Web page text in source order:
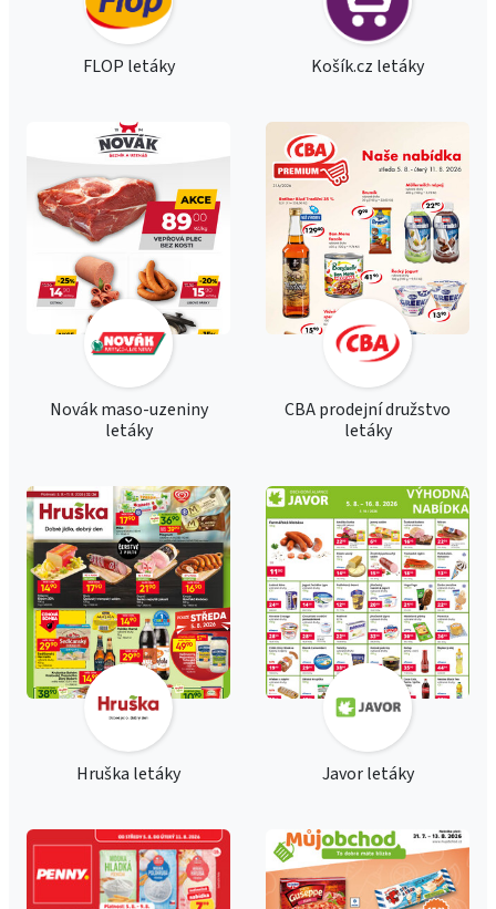
FLOP letáky Košík.cz letáky
Novák maso-uzeniny
letáky
CBA prodejní družstvo
letáky
Hruška letáky Javor letáky